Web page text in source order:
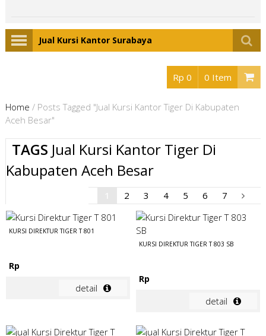
Jual Kursi Kantor Surabaya
Rp 0 0 Item
Home / Posts Tagged "Jual Kursi Kantor Tiger Di Kabupaten
Aceh Besar"
TAGS Jual Kursi Kantor Tiger Di
Kabupaten Aceh Besar
2 3 4 5 6 7
KURSI DIREKTUR TIGER T 801
Rp
detail
KURSI DIREKTUR TIGER T 803 SB
Rp
detail